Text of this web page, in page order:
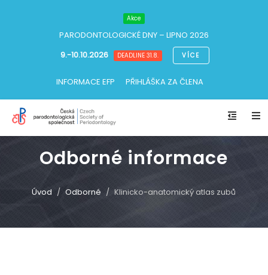
Akce
PARODONTOLOGICKÉ DNY – LIPNO 2026
9.-10.10.2026
DEADLINE 31.8. VÍCE
INFORMACE EFP PŘIHLÁŠKA ZA ČLENA
Odborné informace
Úvod Odborné Klinicko-anatomický atlas zubů